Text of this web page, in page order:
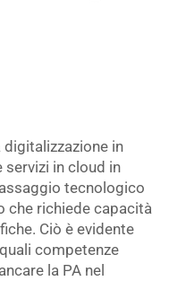
in
servizi in cloud in
tecnologico
che richiede capacità
Ciò è evidente
competenze
la PA nel